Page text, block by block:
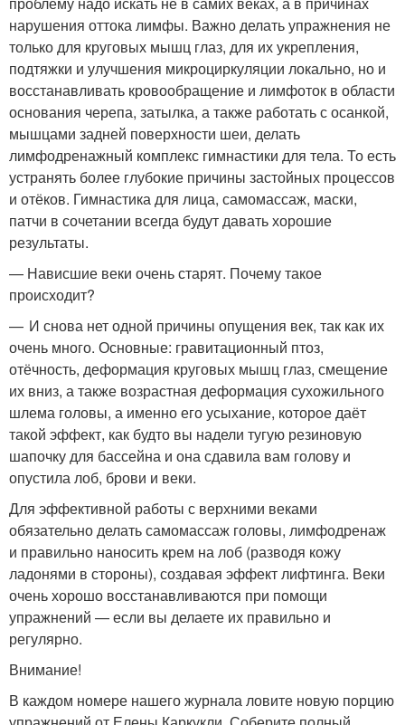
нарушения оттока лимфы. Важно делать упражнения не
только для круговых мышц глаз, для их укрепления,
подтяжки и улучшения микроциркуляции локально, но и
восстанавливать кровообращение и лимфоток в области
основания черепа, затылка, а также работать с осанкой,
мышцами задней поверхности шеи, делать
лимфодренажный комплекс гимнастики для тела. То есть
устранять более глубокие причины застойных процессов
и отёков. Гимнастика для лица, самомассаж, маски,
патчи в сочетании всегда будут давать хорошие
результаты.
— Нависшие веки очень старят. Почему такое
происходит?
— И снова нет одной причины опущения век, так как их
очень много. Основные: гравитационный птоз,
отёчность, деформация круговых мышц глаз, смещение
их вниз, а также возрастная деформация сухожильного
шлема головы, а именно его усыхание, которое даёт
такой эффект, как будто вы надели тугую резиновую
шапочку для бассейна и она сдавила вам голову и
опустила лоб, брови и веки.
Для эффективной работы с верхними веками
обязательно делать самомассаж головы, лимфодренаж
и правильно наносить крем на лоб (разводя кожу
ладонями в стороны), создавая эффект лифтинга. Веки
очень хорошо восстанавливаются при помощи
упражнений — если вы делаете их правильно и
регулярно.
Внимание!
В каждом номере нашего журнала ловите новую порцию